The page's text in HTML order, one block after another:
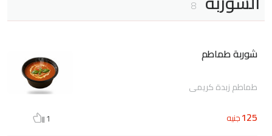
8
شوربة طماطم
طماطم زبدة كريمي
125جنيه 1